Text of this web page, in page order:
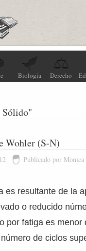
Biología Derecho
Sólido"
Wohler (S-N)
Publicado por Monica
es resultante de la
o reducido
por fatiga es
de ciclos